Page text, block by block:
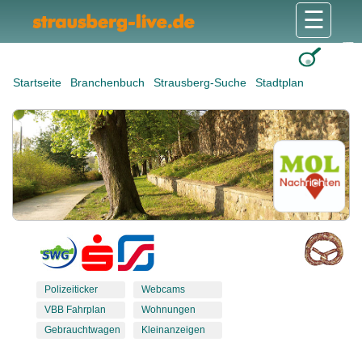
Startseite Branchenbuch Strausberg-Suche Stadtplan
☰
Polizeiticker
VBB Fahrplan
Gebrauchtwagen
Webcams
Wohnungen
Kleinanzeigen